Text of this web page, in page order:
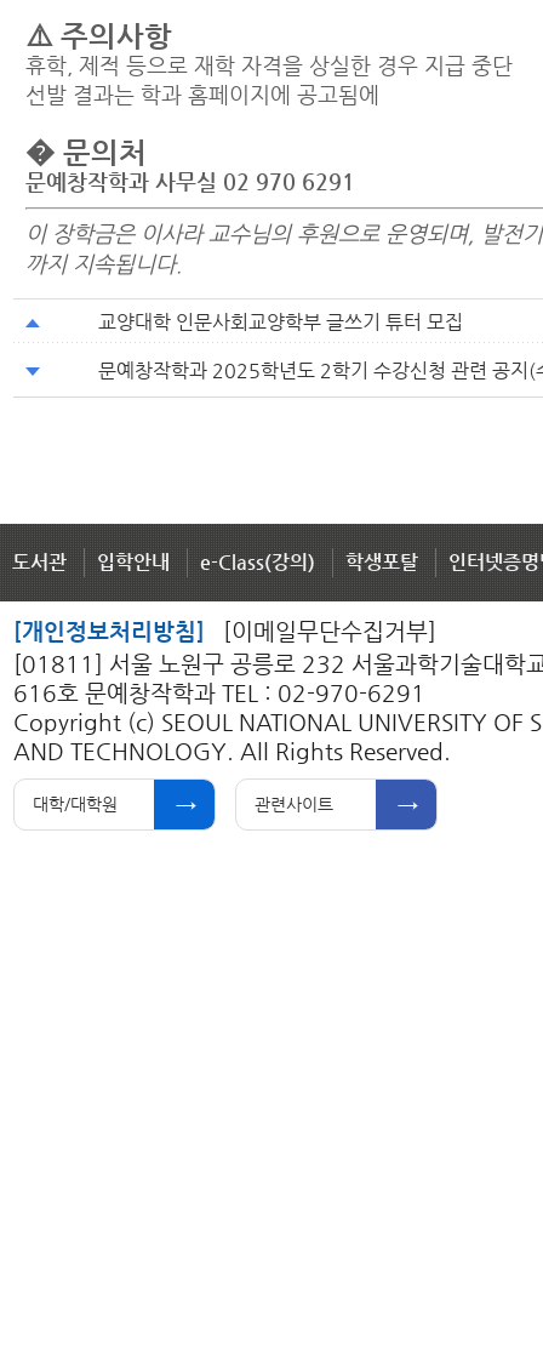
⚠️ 주의사항
휴학, 제적 등으로 재학 자격을 상실한 경우 지급 중단
선발 결과는 학과 홈페이지에 공고됨에
� 문의처
문예창작학과 사무실 02 970 6291
이 장학금은 이사라 교수님의 후원으로 운영되며, 발전
까지 지속됩니다.
교양대학 인문사회교양학부 글쓰기 튜터 모집
문예창작학과 2025학년도 2학기 수강신청 관련 공지(
도서관 입학안내 e-Class(강의) 학생포탈 인터넷증
[개인정보처리방침]
[이메일무단수집거부]
[01811] 서울 노원구 공릉로 232 서울과학기술대학
616호 문예창작학과 TEL : 02-970-6291
Copyright (c) SEOUL NATIONAL UNIVERSITY OF
AND TECHNOLOGY. All Rights Reserved.
대학/대학원 관련사이트